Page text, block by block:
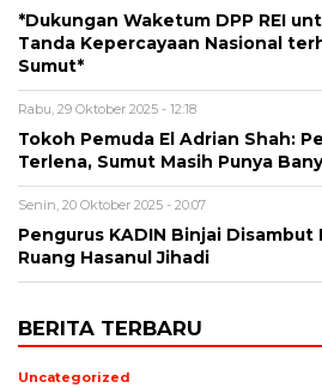
*Dukungan Waketum DPP REI
Tanda Kepercayaan Nasional
Sumut*
Rabu, 29 Oktober 2025 - 12:18
Tokoh Pemuda El Adrian Shah:
Terlena, Sumut Masih Punya
Senin, 20 Oktober 2025 - 20:07
Pengurus KADIN Binjai Disambut
Ruang Hasanul Jihadi
BERITA TERBARU
Uncategorized